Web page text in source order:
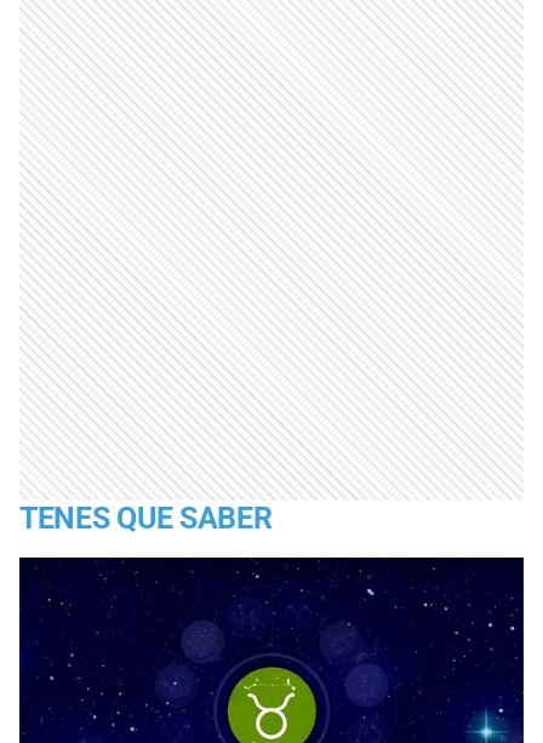
TENES QUE SABER